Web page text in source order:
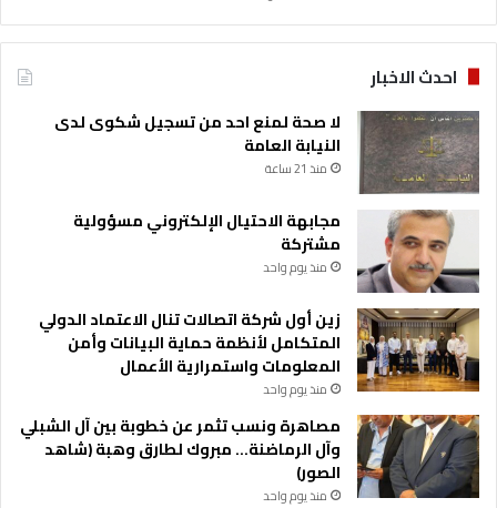
احدث الاخبار
لا صحة لمنع احد من تسجيل شكوى لدى
النيابة العامة
منذ 21 ساعة
مجابهة الاحتيال الإلكتروني مسؤولية
مشتركة
منذ يوم واحد
زين أول شركة اتصالات تنال الاعتماد الدولي
المتكامل لأنظمة حماية البيانات وأمن
المعلومات واستمرارية الأعمال
منذ يوم واحد
مصاهرة ونسب تثمر عن خطوبة بين آل الشبلي
وآل الرماضنة… مبروك لطارق وهبة (شاهد
الصور)
منذ يوم واحد